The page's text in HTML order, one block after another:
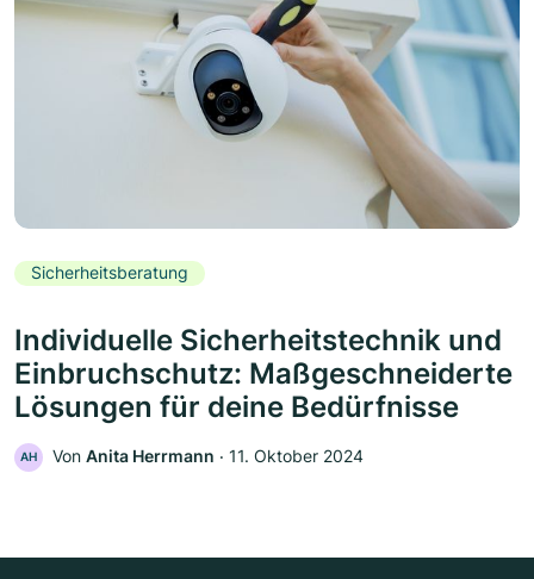
Sicherheitsberatung
Individuelle Sicherheitstechnik und
Einbruchschutz: Maßgeschneiderte
Lösungen für deine Bedürfnisse
AH Von Anita Herrmann ‧ 11. Oktober 2024